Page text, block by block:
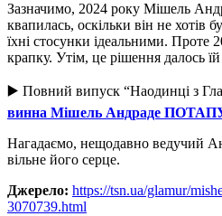
Зазначимо, 2024 року Мішель
квапилась, оскільки він не
їхні стосунки ідеальними. Проте
крапку. Утім, це рішення далось
▶️ Повний випуск “Наодинці з
винна Мішель Андраде
Нагадаємо, нещодавно ведучий
вільне його серце.
Джерело: https://tsn.ua/glamur/
3070739.html